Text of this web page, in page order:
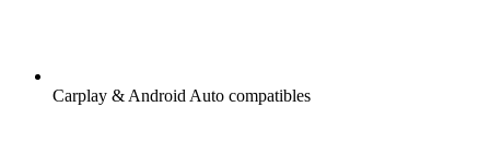
Carplay & Android Auto compatibles